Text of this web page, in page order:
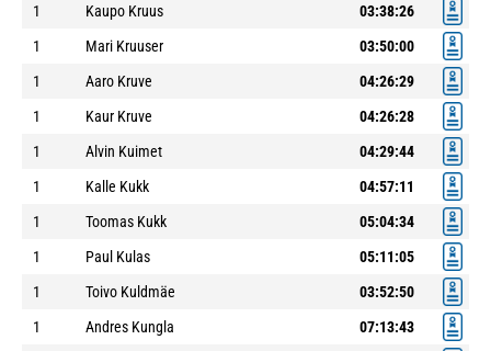
1
Kaupo Kruus
03:38:26
1
Mari Kruuser
03:50:00
1
Aaro Kruve
04:26:29
1
Kaur Kruve
04:26:28
1
Alvin Kuimet
04:29:44
1
Kalle Kukk
04:57:11
1
Toomas Kukk
05:04:34
1
Paul Kulas
05:11:05
1
Toivo Kuldmäe
03:52:50
1
Andres Kungla
07:13:43